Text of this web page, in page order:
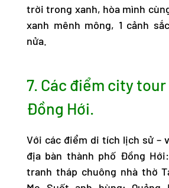
trời trong xanh, hòa mình
xanh mênh mông, 1 cảnh
nửa.
7. Các điểm city
Đồng Hới.
Với các điểm di tích lịch sử –
địa bàn thành phố Đồng
tranh tháp chuông nhà thờ